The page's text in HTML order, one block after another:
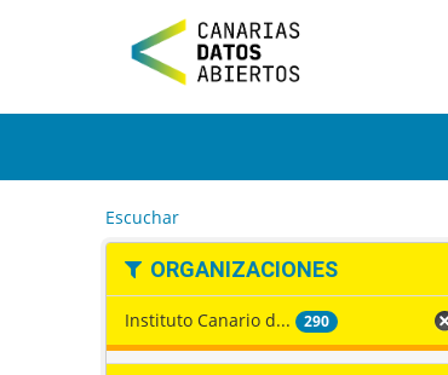
t
Escuchar
ORGANIZACIONES
Instituto Canario d... 290